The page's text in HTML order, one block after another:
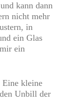
kann dann
nicht mehr
in
ein Glas
ein
Eine kleine
Unbill der